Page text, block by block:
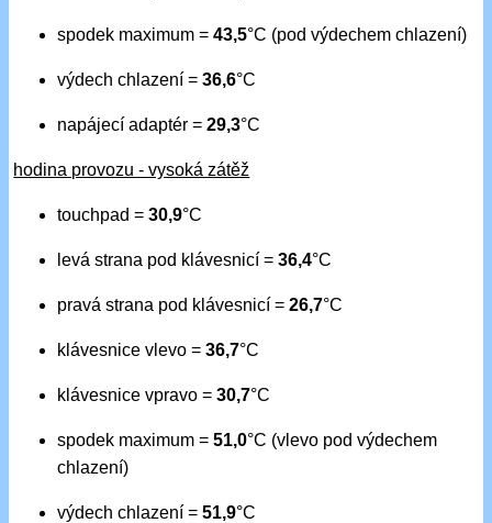
spodek maximum =43,5°C (pod výdechem chlazení)
výdech chlazení =36,6°C
napájecí adaptér =29,3°C
hodina provozu - vysoká zátěž
touchpad =30,9°C
levá strana pod klávesnicí =36,4°C
pravá strana pod klávesnicí =26,7°C
klávesnice vlevo =36,7°C
klávesnice vpravo =30,7°C
spodek maximum =51,0°C (vlevo pod výdechem
chlazení)
výdech chlazení =51,9°C